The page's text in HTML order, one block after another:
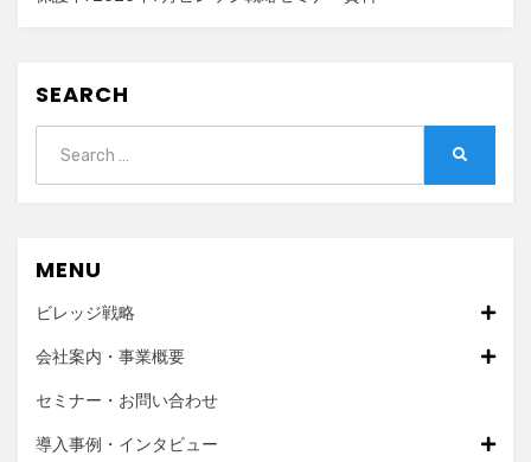
SEARCH
for:
MENU
ビレッジ戦略
会社案内・事業概要
セミナー・お問い合わせ
導入事例・インタビュー